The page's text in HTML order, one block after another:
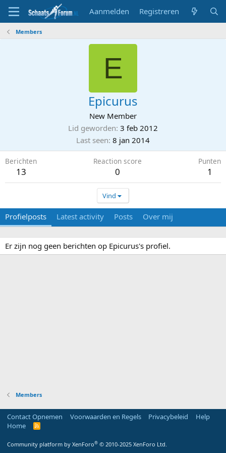
Aanmelden Registreren
Members
E
Epicurus
New Member
Lid geworden 3 feb 2012
Last seen 8 jan 2014
Berichten
13
Reaction score
0
Punten
1
Vind
Profielposts Latest activity Posts Over mij
Er zijn nog geen berichten op Epicurus's profiel.
Members
Contact Opnemen Voorwaarden en Regels Privacybeleid
Help
Home
R
Community platform by XenForo® © 2010-2025 XenForo Ltd.